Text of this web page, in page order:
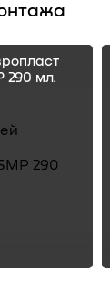
290 мл.